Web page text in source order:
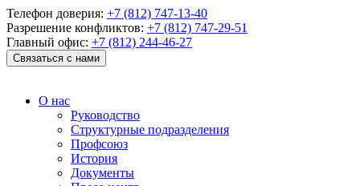
Телефон доверия: +7 (812) 747-13-40
Разрешение конфликтов: +7 (812) 747-29-51
Главный офис: +7 (812) 244-46-27
Связаться с нами
О нас
Руководство
Структурные подразделения
Профсоюз
История
Документы